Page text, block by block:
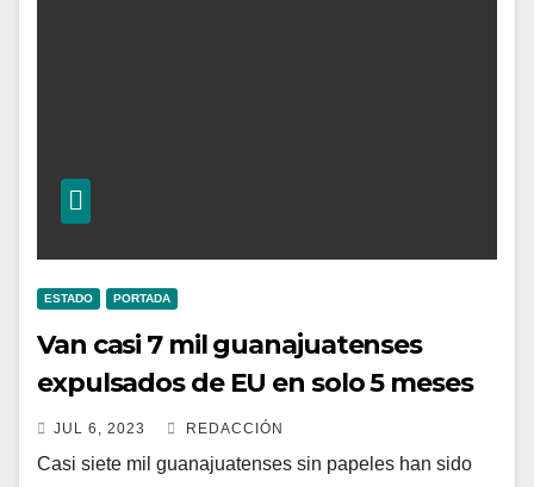
ESTADO PORTADA
Van casi 7 mil guanajuatenses
expulsados de EU en solo 5 meses
JUL 6, 2023 REDACCIÓN
Casi siete mil guanajuatenses sin papeles han sido